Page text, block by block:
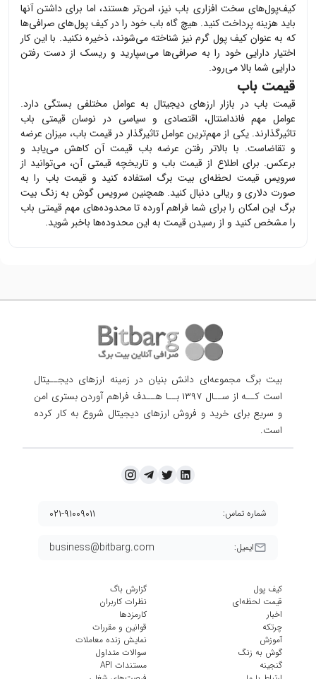
کیف‌پول‌های سخت افزاری باب نیز، امن‌تر هستند، اما برای داشتن آنها
باید هزینه پرداخت کنید. هیچ گاه باب خود را در کیف پول‌های صرافی‌ها
که به عنوان کیف پول گرم نیز شناخته می‌شوند، ذخیره نکنید. با این کار
اختیار دارایی خود را به صرافی‌ها می‌سپارید و ریسک از دست رفتن
دارایی شما بالا می‌رود.
قیمت باب
قیمت باب در بازار ارزهای دیجیتال به عوامل مختلفی بستگی دارد.
عوامل مهم فاندامنتال، اقتصادی و سیاسی در نوسان قیمتی باب
تاثیرگذارند. یکی از مهم‌ترین عوامل تاثیرگذار در قیمت باب، میزان عرضه
و تقاضاست. با بالاتر رفتن عرضه باب قیمت آن کاهش می‌یابد و
برعکس. برای اطلاع از قیمت باب و تاریخچه قیمتی آن، می‌توانید از
سرویس قیمت لحظه‌ای بیت برگ استفاده کنید و قیمت باب را به
صورت دلاری و ریالی دنبال کنید. همچنین سرویس گوش به زنگ بیت
برگ این امکان را برای شما فراهم آورده تا محدوده‌های مهم قیمتی باب
را مشخص کنید و از رسیدن قیمت به این محدوده‌ها باخبر شوید.
بیت برگ مجموعه‌ای دانش بنیان در زمینه ارزهای دیجــیتال
است کــه از ســال ۱۳۹۷ بــا هــدف فراهم آوردن
بستری امن
و سریع برای خرید و فروش ارزهای دیجیتال شروع به کار کرده
است.
ایمیل: business@bitbarg.com
شماره تماس: ۰۲۱-۹۱۰۰۹۰۱۱
کیف پول
قیمت لحظه‌ای
اخبار
چرتکه
آموزش
گوش به زنگ
گنجینه
گزارش باگ
نظرات کاربران
کارمزد‌ها
قوانین و مقررات
نمایش زنده معاملات
سوالات متداول
مستندات API